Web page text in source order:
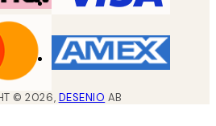
©2026, DESENIO AB